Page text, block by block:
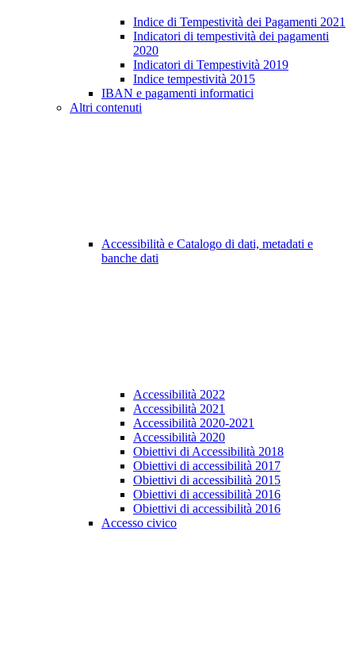
Indice di Tempestività dei Pagamenti 2021
Indicatori di tempestività dei pagamenti
2020
Indicatori di Tempestività 2019
Indice tempestività 2015
IBAN e pagamenti informatici
Altri contenuti
Accessibilità e Catalogo di dati, metadati e
banche dati
Accessibilità 2022
Accessibilità 2021
Accessibilità 2020-2021
Accessibilità 2020
Obiettivi di Accessibilità 2018
Obiettivi di accessibilità 2017
Obiettivi di accessibilità 2015
Obiettivi di accessibilità 2016
Obiettivi di accessibilità 2016
Accesso civico